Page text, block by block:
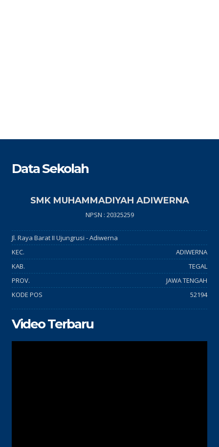
Data Sekolah
SMK MUHAMMADIYAH ADIWERNA
NPSN : 20325259
Jl. Raya Barat II Ujungrusi - Adiwerna
KEC.
ADIWERNA
KAB.
TEGAL
PROV.
JAWA TENGAH
KODE POS
52194
Video Terbaru